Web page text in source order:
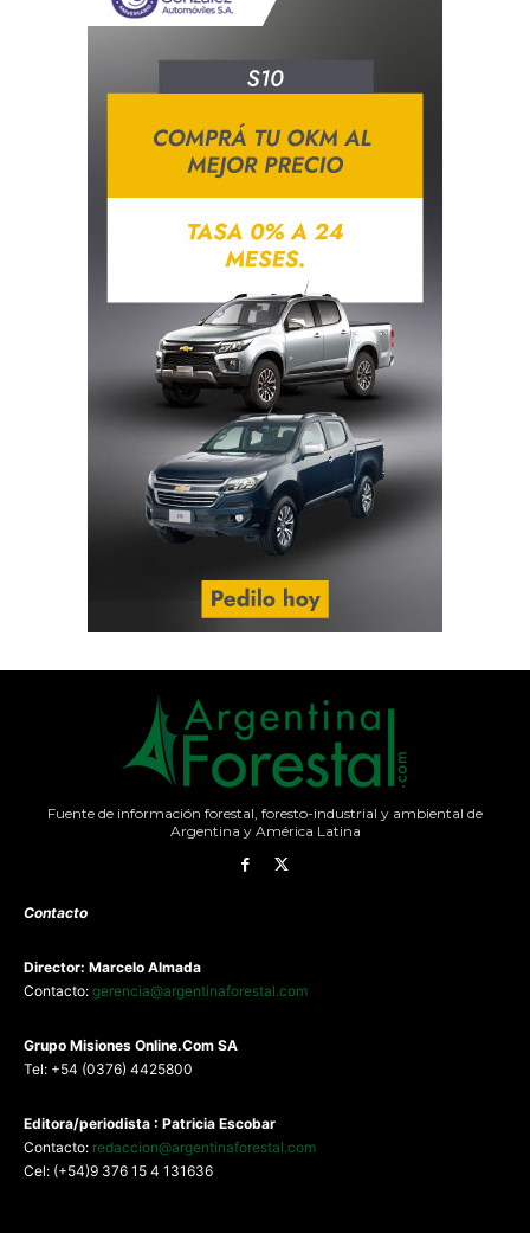
Fuente de información forestal, foresto-industrial y ambiental de
Argentina y América Latina
Contacto
Director: Marcelo Almada
Contacto: gerencia@argentinaforestal.com
Grupo Misiones Online.Com SA
Tel: +54 (0376) 4425800
Editora/periodista : Patricia Escobar
Contacto: redaccion@argentinaforestal.com
Cel: (+54)9 376 15 4 131636